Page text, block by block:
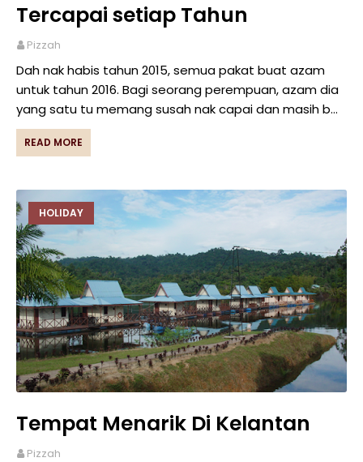
Tercapai setiap Tahun
Pizzah
Dah nak habis tahun 2015, semua pakat buat azam
untuk tahun 2016. Bagi seorang perempuan, azam dia
yang satu tu memang susah nak capai dan masih b…
READ MORE
HOLIDAY
Tempat Menarik Di Kelantan
Pizzah